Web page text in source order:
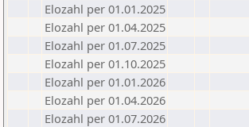
Elozahl per 01.01.2025
Elozahl per 01.04.2025
Elozahl per 01.07.2025
Elozahl per 01.10.2025
Elozahl per 01.01.2026
Elozahl per 01.04.2026
Elozahl per 01.07.2026